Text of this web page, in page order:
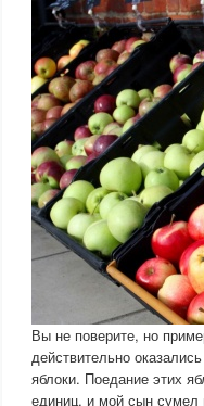
Вы не поверите, но
действительно
яблоки. Поедание этих
единиц, и мой сын сумел